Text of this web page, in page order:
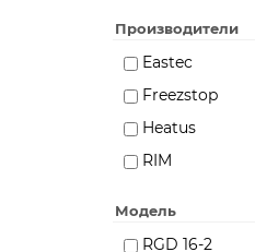
Производители
Eastec
Freezstop
Heatus
RIM
Модель
RGD 16-2